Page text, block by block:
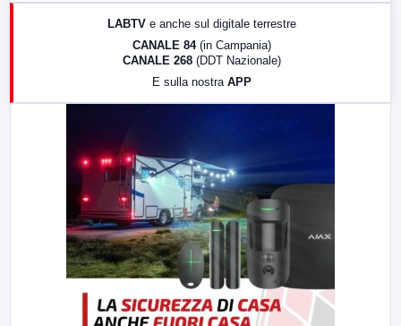
17:00 LabNews (replica)
LABTV e anche sul digitale terrestre
CANALE 84 (in Campania)
CANALE 268 (DDT Nazionale)
E sulla nostra APP